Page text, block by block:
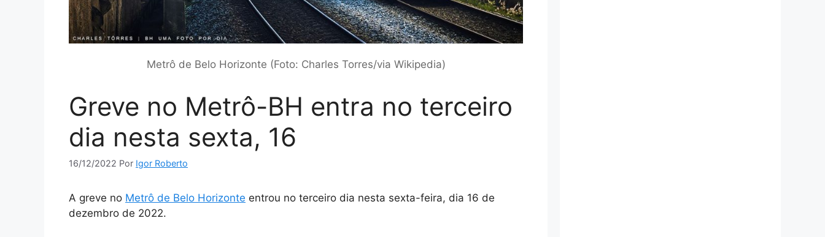
Metrô de Belo Horizonte (Foto: Charles Torres/via Wikipedia)
Greve no Metrô-BH entra no terceiro
dia nesta sexta, 16
16/12/2022 Por Igor Roberto
A greve no Metrô de Belo Horizonte entrou no terceiro dia nesta sexta-feira, dia 16 de
dezembro de 2022.